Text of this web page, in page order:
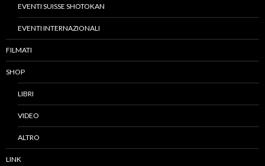
EVENTI SUISSE SHOTOKAN
EVENTI INTERNAZIONALI
FILMATI
SHOP
LIBRI
VIDEO
ALTRO
LINK